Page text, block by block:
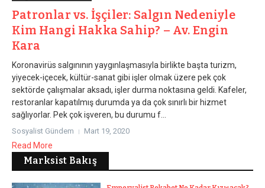
Patronlar vs. İşçiler: Salgın Nedeniyle
Kim Hangi Hakka Sahip? – Av. Engin
Kara
Koronavirüs salgınının yaygınlaşmasıyla birlikte başta turizm,
yiyecek-içecek, kültür-sanat gibi işler olmak üzere pek çok
sektörde çalışmalar aksadı, işler durma noktasına geldi. Kafeler,
restoranlar kapatılmış durumda ya da çok sınırlı bir hizmet
sağlıyorlar. Pek çok işveren, bu durumu f...
Sosyalist Gündem Mart 19, 2020
Read More
Marksist Bakış